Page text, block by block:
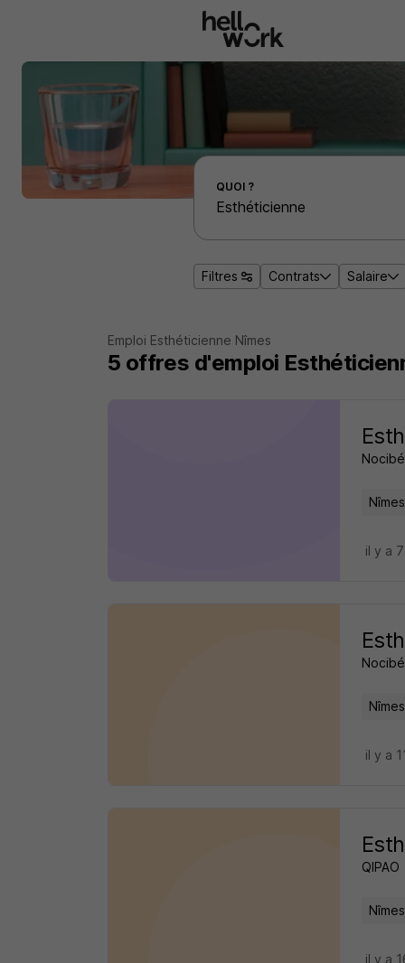
Effectuer une recherche d'emploi par localité
QUOI ?
Filtres Contrats Salaire
Emploi Esthéticienne Nîmes
5 offres d'emploi
Nocibé
il y a
Nocibé
il y a
QIPAO
il y a